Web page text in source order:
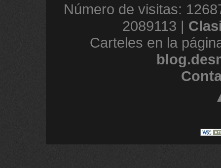
Número de visitas:
2089113 |
Carteles en la